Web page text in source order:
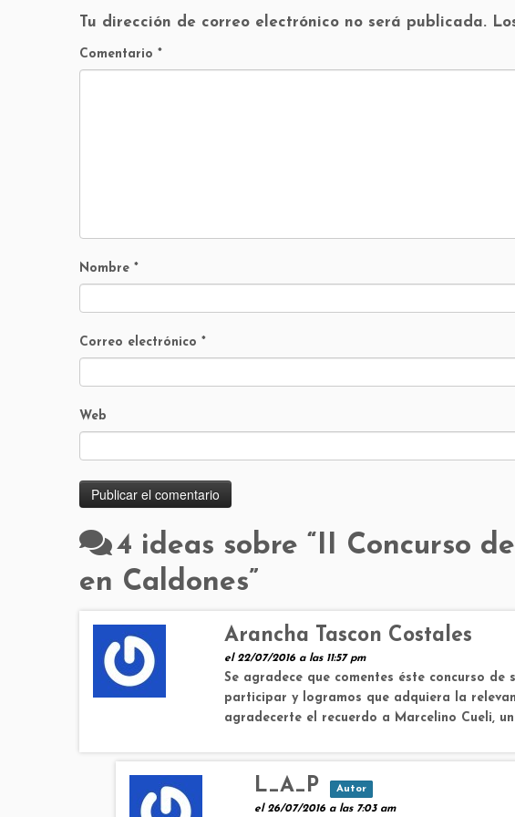
Tu dirección de correo electrónico no será publicada.
Comentario *
Nombre *
Correo electrónico *
Web
4 ideas sobre “ II Concurso
en Caldones
Arancha Tascon Costales
el 22/07/2016 a las 11:57 pm
Se agradece que comentes éste concurso
participar y logramos que adquiera la
agradecerte el recuerdo a Marcelino Cueli,
L_A_P
Autor
el 26/07/2016 a las 7:03 am